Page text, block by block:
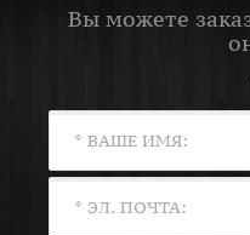
Вы можете